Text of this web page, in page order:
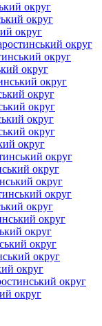
округ
округ
округ
округ
округ
округ
округ
округ
округ
округ
округ
округ
округ
округ
округ
округ
округ
округ
округ
округ
округ
округ
округ
округ